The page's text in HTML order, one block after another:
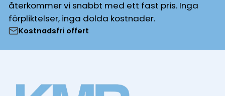
återkommer vi snabbt med ett fast pris. Inga
förpliktelser, inga dolda kostnader.
Kostnadsfri offert